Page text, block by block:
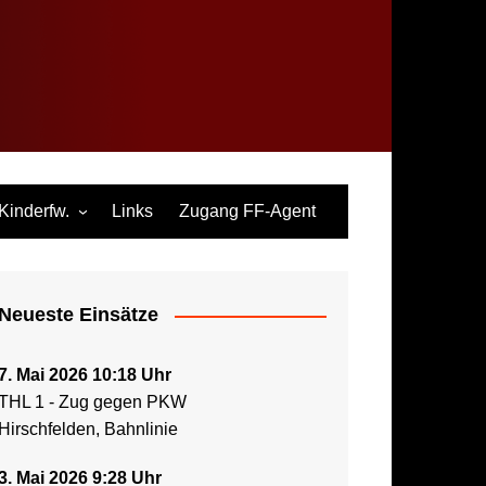
Kinderfw.
Kinderfeuerwehr Neuburg
Neuburg
Bericht zur Kinderfeuerwehr
in den Mittelschwäbischen
Nachrichten
Links Zugang FF-Agent
Neueste Einsätze
Mai 2026 10:18 Uhr
1 - Zug gegen PKW
Hirschfelden, Bahnlinie
Mai 2026 9:28 Uhr